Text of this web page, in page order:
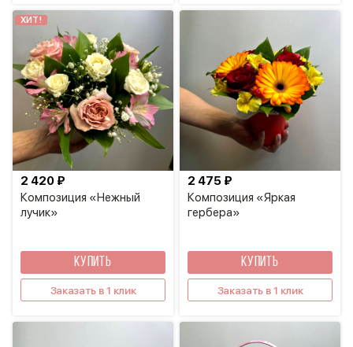
ХИТ!
Композиция «Нежный
лучик»
2 420 ₽
КУПИТЬ
Заказать в 1 клик
Композиция «Яркая
гербера»
2 475 ₽
КУПИТЬ
Заказать в 1 клик